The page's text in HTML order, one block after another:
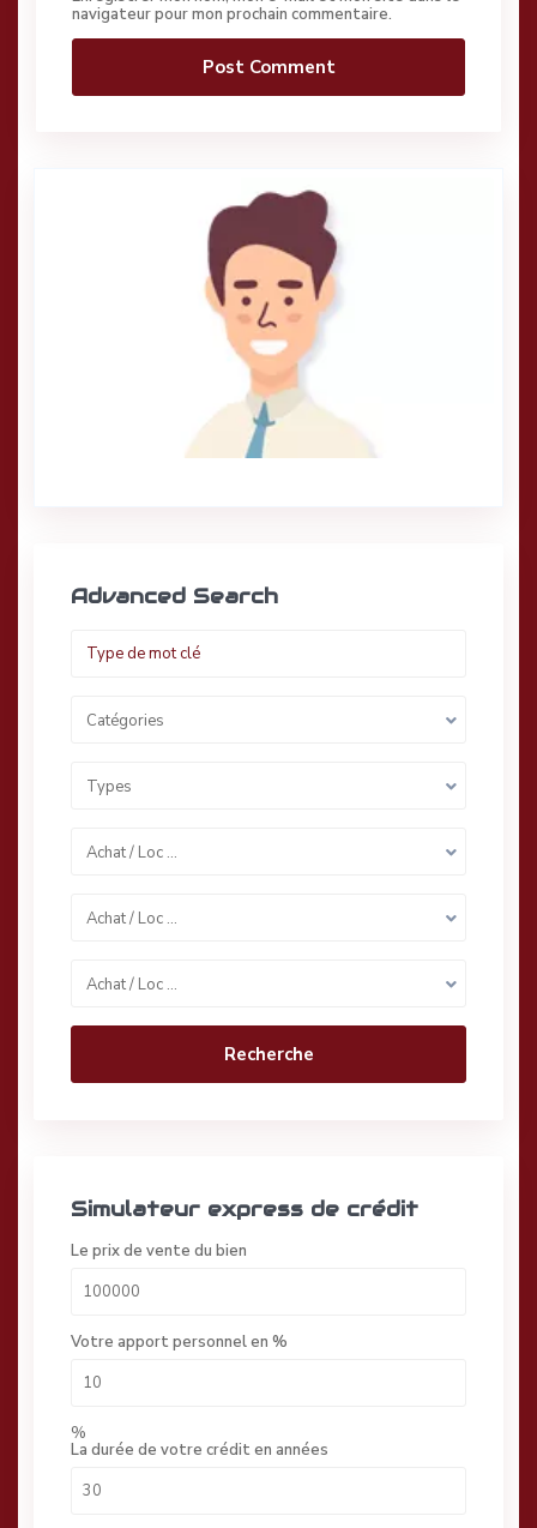
navigateur pour mon prochain commentaire.
Advanced Search
Catégories
Types
Achat / Loc …
Achat / Loc …
Achat / Loc …
Recherche
Simulateur express de crédit
Le prix de vente du bien
Votre apport personnel en %
%
La durée de votre crédit en années